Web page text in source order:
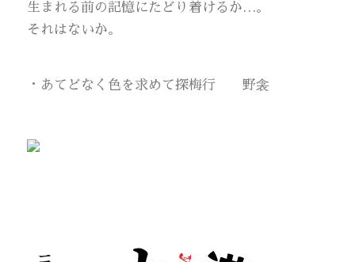
生まれる前の記憶にたどり着けるか…。
それはないか。
・あてどなく色を求めて探梅行 野衾